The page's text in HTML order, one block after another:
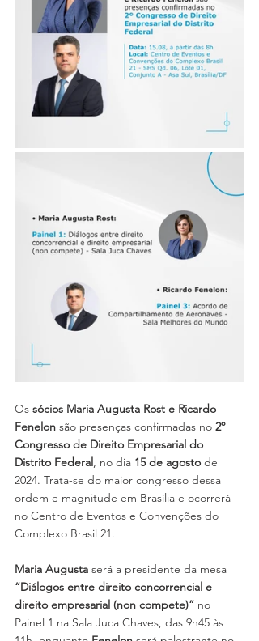
Os sócios Maria Augusta Rost e Ricardo
Fenelon são presenças confirmadas no 2º
Congresso de Direito Empresarial do
Distrito Federal, no dia 15 de agosto de
2024. Trata-se do maior congresso dessa
ordem e magnitude em Brasília e ocorrerá
no Centro de Eventos e Convenções do
Complexo Brasil 21.
Maria Augusta será a presidente da mesa
“Diálogos entre direito concorrencial e
direito empresarial (non compete)” no
Painel 1 na Sala Juca Chaves, das 9h45 às